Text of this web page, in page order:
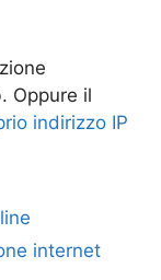
Oppure il
indirizzo IP
internet